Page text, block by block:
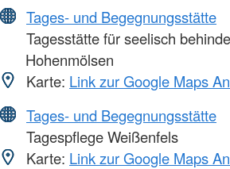
Tages- und Begegnungsstätte
Tagesstätte für seelisch
Hohenmölsen
Karte: Link zur Google Maps
Tages- und Begegnungsstätte
Tagespflege Weißenfels
Karte: Link zur Google Maps